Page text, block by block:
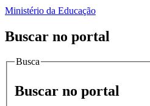
Ministério da Educação
Buscar no portal
Busca
Buscar no portal